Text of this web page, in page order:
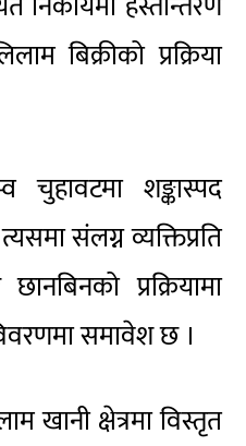
बिक्रीको प्रक्रिया
चुहावटमा शङ्कास्पद
संलग्न व्यक्तिप्रति
प्रक्रियामा
समावेश छ ।
खानी क्षेत्रमा विस्तृत